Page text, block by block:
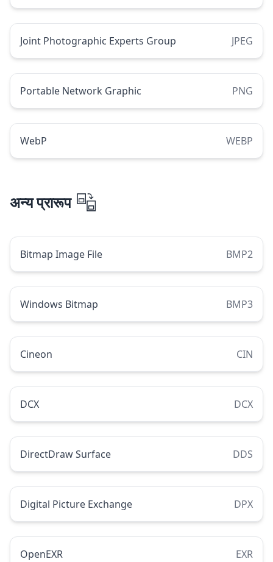
Joint Photographic Experts Group JPEG
Portable Network Graphic PNG
WebP WEBP
अन्य प्रारूप
Bitmap Image File BMP2
Windows Bitmap BMP3
Cineon CIN
DCX DCX
DirectDraw Surface DDS
Digital Picture Exchange DPX
OpenEXR EXR